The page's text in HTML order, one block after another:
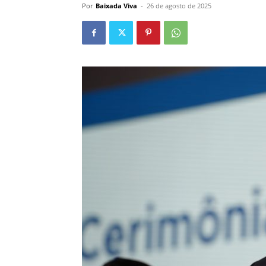
Por Baixada Viva - 26 de agosto de 2025